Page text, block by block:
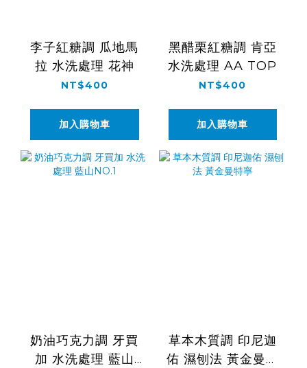
李子紅糖調 瓜地馬
拉 水洗處理 花神
NT$400
加入購物車
黑醋栗紅糖調 肯亞
水洗處理 AA TOP
NT$400
加入購物車
奶油巧克力調 牙買
加 水洗處理 藍山
草本木質調 印尼迦
佑 濕刨法 黃金曼特